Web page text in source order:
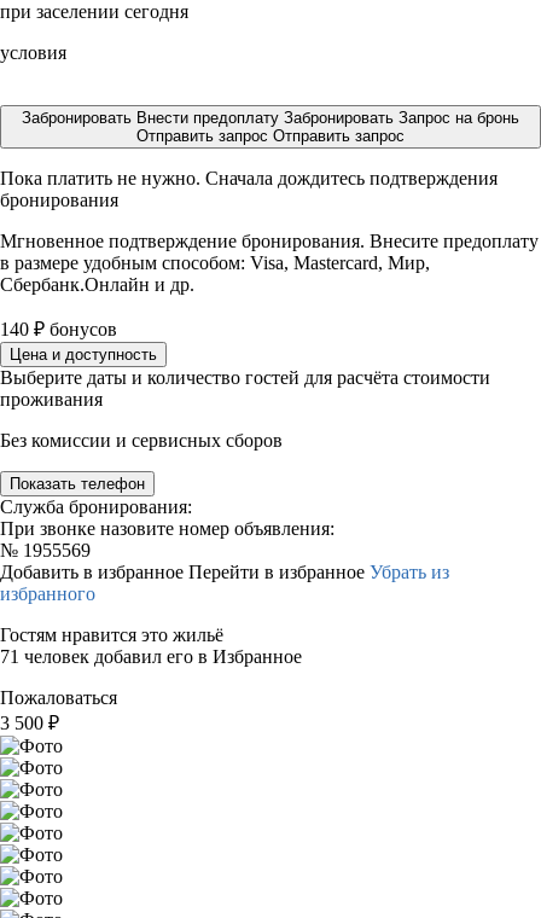
при заселении сегодня
условия
Забронировать Внести предоплату Забронировать Запрос на бронь
Отправить запрос Отправить запрос
Пока платить не нужно. Сначала дождитесь подтверждения
бронирования
Мгновенное подтверждение бронирования. Внесите предоплату
в размере удобным способом: Visa, Mastercard, Мир,
Сбербанк.Онлайн и др.
140 ₽ бонусов
Цена и доступность
Выберите даты и количество гостей для расчёта стоимости
проживания
Без комиссии и сервисных сборов
Показать телефон
Служба бронирования:
При звонке назовите номер объявления:
№ 1955569
Добавить в избранное Перейти в избранное Убрать из
избранного
Гостям нравится это жильё
71 человек добавил его в Избранное
Пожаловаться
3 500 ₽